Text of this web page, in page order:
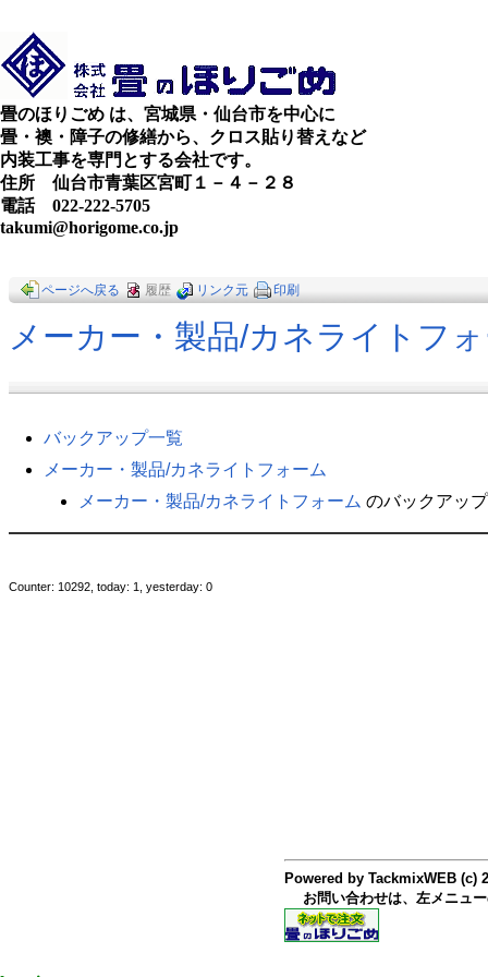
畳のほりごめ は、宮城県・仙台市を中心に
畳・襖・障子の修繕から、クロス貼り替えなど
内装工事を専門とする会社です。
住所 仙台市青葉区宮町１－４－２８
電話 022-222-5705
takumi@horigome.co.jp
ページへ戻る 履歴 リンク元 印刷
メーカー・製品​/カネライトフ
バックアップ一覧
メーカー・製品​/カネライトフォーム
メーカー・製品​/カネライトフォーム のバックアッ
Counter: 10292, today: 1, yesterday: 0
Powered by TackmixWEB (c)
お問い合わせは、左メニュー